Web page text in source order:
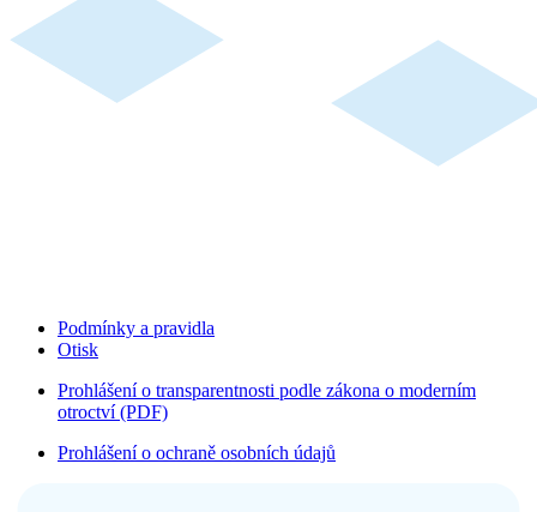
Podmínky a pravidla
Otisk
Prohlášení o transparentnosti podle zákona o moderním
otroctví (PDF)
Prohlášení o ochraně osobních údajů